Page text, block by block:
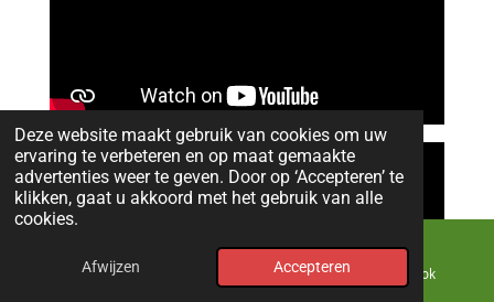
Deze website maakt gebruik van cookies om uw
ervaring te verbeteren en op maat gemaakte
advertenties weer te geven. Door op ‘Accepteren’ te
klikken, gaat u akkoord met het gebruik van alle
cookies.
Afwijzen Accepteren
E-mailadres Facebook